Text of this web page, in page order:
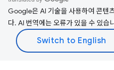
Google은 AI 기술을 사용하여 콘텐
다. AI 번역에는 오류가 있을 수 있습